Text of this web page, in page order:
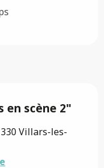
en scène 2"
Villars-les-